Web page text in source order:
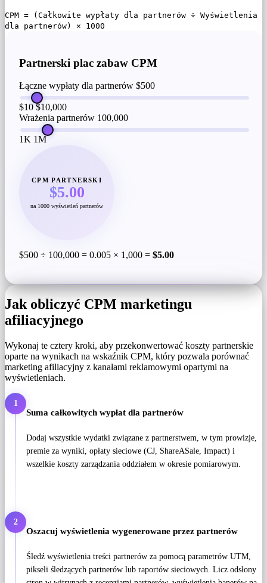
CPM = (Całkowite wypłaty dla partnerów ÷ Wyświetlenia
dla partnerów) × 1000
Partnerski plac zabaw CPM
Łączne wypłaty dla partnerów $500
$10 $10,000
Wrażenia partnerów 100,000
1K 1M
CPM PARTNERSKI
$5.00
na 1000 wyświetleń partnerów
$500 ÷ 100,000 = 0.005 × 1,000 = $5.00
Jak obliczyć CPM marketingu
afiliacyjnego
Wykonaj te cztery kroki, aby przekonwertować koszty partnerskie
oparte na wynikach na wskaźnik CPM, który pozwala porównać
marketing afiliacyjny z kanałami reklamowymi opartymi na
wyświetleniach.
1
Suma całkowitych wypłat dla partnerów
Dodaj wszystkie wydatki związane z partnerstwem, w tym prowizje,
premie za wyniki, opłaty sieciowe (CJ, ShareASale, Impact) i
wszelkie koszty zarządzania oddziałem w okresie pomiarowym.
2
Oszacuj wyświetlenia wygenerowane przez partnerów
Śledź wyświetlenia treści partnerów za pomocą parametrów UTM,
pikseli śledzących partnerów lub raportów sieciowych. Licz odsłony